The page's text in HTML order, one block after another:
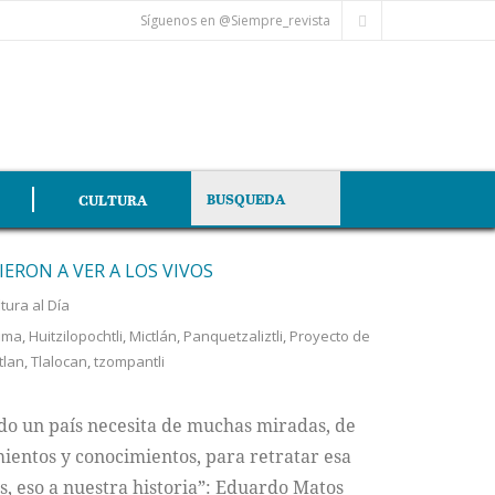
Síguenos en @Siempre_revista
CULTURA
A VER A LOS VIVOS
al Día
, Huitzilopochtli, Mictlán, Panquetzaliztli, Proyecto de
,Tlalocan,tzompantli
un país necesita de muchas miradas, de
y conocimientos, para retratar esa
eso a nuestra historia”: Eduardo Matos